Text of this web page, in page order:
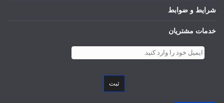
شرایط و ضوابط
خدمات مشتریان
ثبت